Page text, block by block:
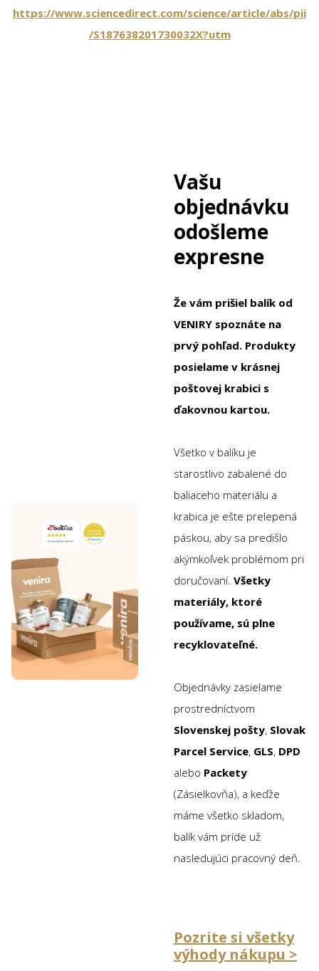
https://www.sciencedirect.com/science/article/abs/pii
/S187638201730032X?utm
Vašu
objednávku
odošleme
expresne
Že vám prišiel balík od
VENIRY spoznáte na
prvý pohľad. Produkty
posielame v krásnej
poštovej krabici s
ďakovnou kartou.
Všetko v balíku je
starostlivo zabalené do
baliaceho materiálu a
krabica je ešte prelepená
páskou, aby sa predišlo
akýmkoľvek problémom pri
doručovaní. Všetky
materiály, ktoré
používame, sú plne
recyklovateľné.
Objednávky zasielame
prostredníctvom
Slovenskej pošty, Slovak
Parcel Service, GLS, DPD
alebo Packety
(Zásielkovňa), a keďže
máme všetko skladom,
balík vám príde už
nasledujúci pracovný deň.
Pozrite si všetky
výhody nákupu >